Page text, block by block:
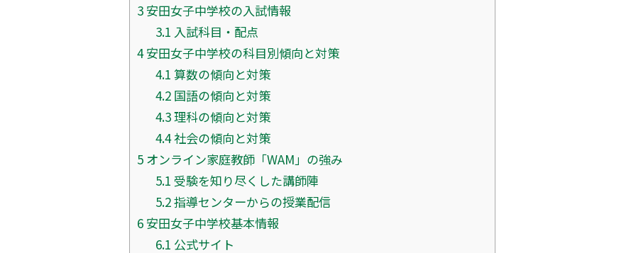
3 安田女子中学校の入試情報
3.1 入試科目・配点
4安田女子中学校の科目別傾向と対策
4.1 算数の傾向と対策
4.2国語の傾向と対策
4.3理科の傾向と対策
4.4社会の傾向と対策
5 オンライン家庭教師「WAM」の強み
5.1 受験を知り尽くした講師陣
5.2指導センターからの授業配信
6 安田女子中学校基本情報
6.1 公式サイト